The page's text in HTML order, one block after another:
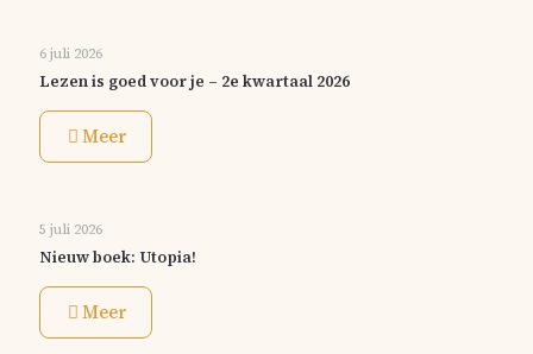
6 juli 2026
Lezen is goed voor je – 2e kwartaal 2026
Meer
5 juli 2026
Nieuw boek: Utopia!
Meer